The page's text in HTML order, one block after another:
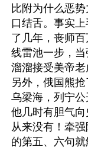
比附为什么恶
口结舌。事实
了几年，丧师
线雷池一步，
溜溜接受美帝
另外，俄国熊
乌梁海，列宁
他几时有胆气向
从来没有！牵
的第五、六句